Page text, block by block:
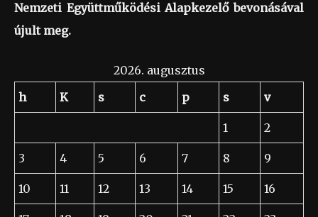
Nemzeti Együttműködési Alapkezelő bevonásával
újult meg.
2026. augusztus
h
K s c p s v
1 2
3 4 5 6 7 8 9
10 11 12 13 14 15 16